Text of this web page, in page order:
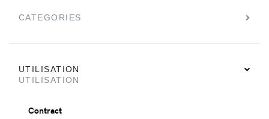
CATEGORIES
UTILISATION
UTILISATION
Contract